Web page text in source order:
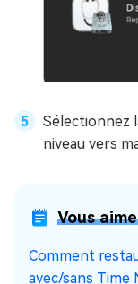
Sélectionnez
niveau vers
Vous
Comment
avec/sans Time